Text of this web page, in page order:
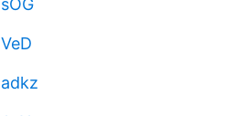
sOG
VeD
adkz